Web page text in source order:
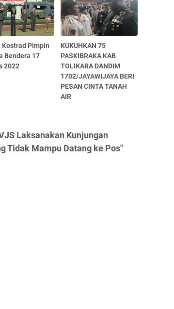
Kostrad Pimpin
Bendera 17
2022
KUKUHKAN 75
PASKIBRAKA KAB
TOLIKARA DANDIM
1702/JAYAWIJAYA BERI
PESAN CINTA TANAH
AIR
Laksanakan Kunjungan
Tidak Mampu Datang ke Pos"